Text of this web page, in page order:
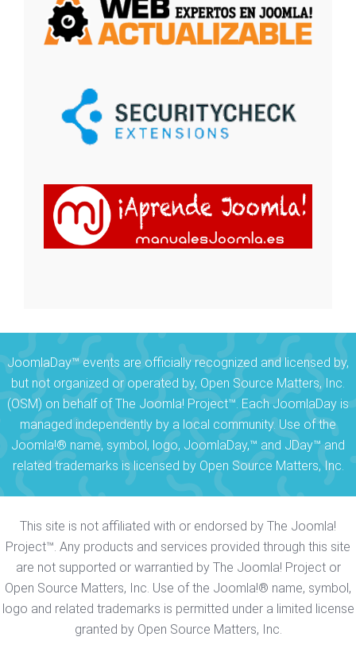
JoomlaDay™ events are officially recognized and licensed by,
but not organized or operated by, Open Source Matters, Inc.
(OSM) on behalf of The Joomla! Project™. Each JoomlaDay is
managed independently by a local community. Use of the
Joomla!® name, symbol, logo, JoomlaDay,™ and JDay™ and
related trademarks is licensed by Open Source Matters, Inc.
This site is not affiliated with or endorsed by The Joomla!
Project™. Any products and services provided through this site
are not supported or warrantied by The Joomla! Project or
Open Source Matters, Inc. Use of the Joomla!® name, symbol,
logo and related trademarks is permitted under a limited license
granted by Open Source Matters, Inc.